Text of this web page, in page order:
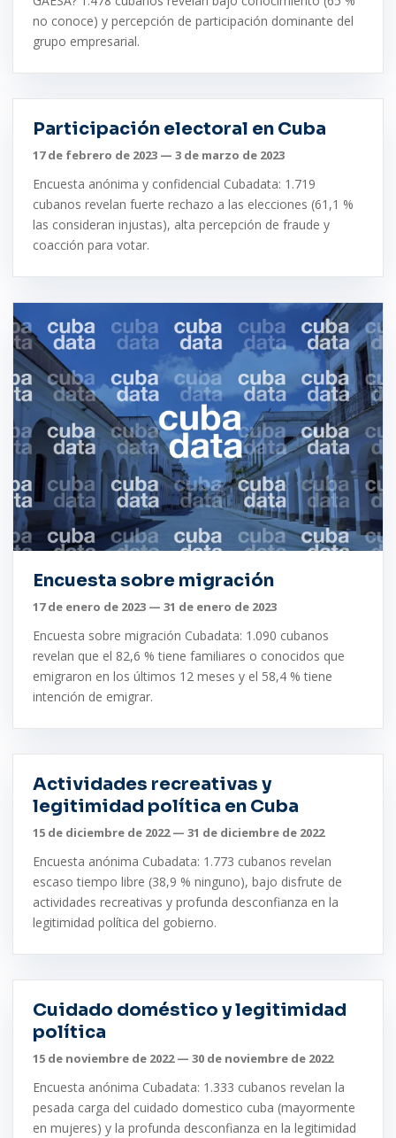
no conoce) y percepción de participación dominante del
grupo empresarial.
Participación electoral en Cuba
17 de febrero de 2023 — 3 de marzo de 2023
Encuesta anónima y confidencial Cubadata: 1.719
cubanos revelan fuerte rechazo a las elecciones (61,1 %
las consideran injustas), alta percepción de fraude y
coacción para votar.
Encuesta sobre migración
17 de enero de 2023 — 31 de enero de 2023
Encuesta sobre migración Cubadata: 1.090 cubanos
revelan que el 82,6 % tiene familiares o conocidos que
emigraron en los últimos 12 meses y el 58,4 % tiene
intención de emigrar.
Actividades recreativas y
legitimidad política en Cuba
15 de diciembre de 2022 — 31 de diciembre de 2022
Encuesta anónima Cubadata: 1.773 cubanos revelan
escaso tiempo libre (38,9 % ninguno), bajo disfrute de
actividades recreativas y profunda desconfianza en la
legitimidad política del gobierno.
Cuidado doméstico y legitimidad
política
15 de noviembre de 2022 — 30 de noviembre de 2022
Encuesta anónima Cubadata: 1.333 cubanos revelan la
pesada carga del cuidado domestico cuba (mayormente
en mujeres) y la profunda desconfianza en la legitimidad